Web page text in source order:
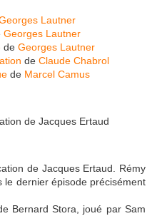
Lautner
Georges Lautner
de Georges Lautner
de Claude Chabrol
de Marcel Camus
de Jacques Ertaud
de Jacques Ertaud. Rémy
le dernier épisode précisément
Bernard Stora, joué par Sam